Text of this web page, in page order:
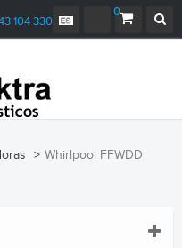
0
104 330
> Whirlpool FFWDD